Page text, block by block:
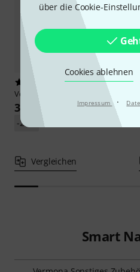
über die Cookie-
Cookies ablehnen
Impressum ·
4
Vermona Lancet Wood Panels
32 €
-29%
Vergleichen
Smart